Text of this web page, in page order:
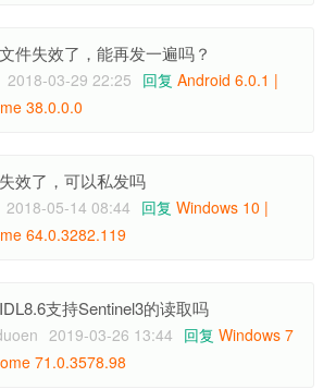
件失效了，能再发一遍吗？
2018-03-29 22:25 回复 Android 6.0.1 |
38.0.0.0
效了，可以私发吗
2018-05-14 08:44 回复 Windows 10 |
64.0.3282.119
支持Sentinel3的读取吗
2019-03-26 13:44 回复 Windows 7
71.0.3578.98